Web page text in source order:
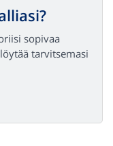
sopivaa
tarvitsemasi